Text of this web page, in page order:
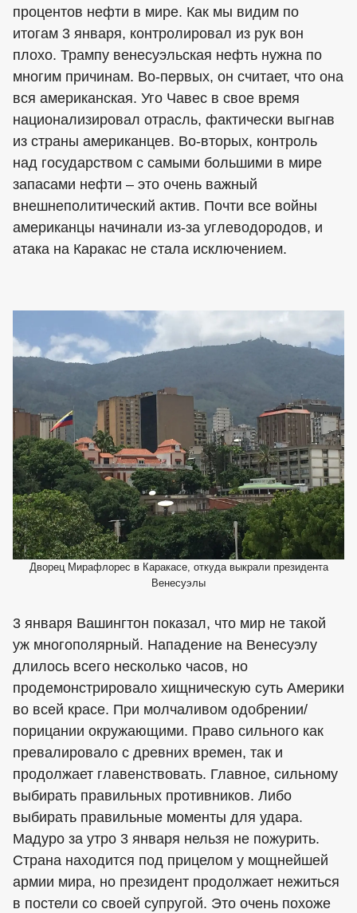
процентов нефти в мире. Как мы видим по
итогам 3 января, контролировал из рук вон
плохо. Трампу венесуэльская нефть нужна по
многим причинам. Во-первых, он считает, что она
вся американская. Уго Чавес в свое время
национализировал отрасль, фактически выгнав
из страны американцев. Во-вторых, контроль
над государством с самыми большими в мире
запасами нефти – это очень важный
внешнеполитический актив. Почти все войны
американцы начинали из-за углеводородов, и
атака на Каракас не стала исключением.
Дворец Мирафлорес в Каракасе, откуда выкрали президента
Венесуэлы
3 января Вашингтон показал, что мир не такой
уж многополярный. Нападение на Венесуэлу
длилось всего несколько часов, но
продемонстрировало хищническую суть Америки
во всей красе. При молчаливом одобрении/
порицании окружающими. Право сильного как
превалировало с древних времен, так и
продолжает главенствовать. Главное, сильному
выбирать правильных противников. Либо
выбирать правильные моменты для удара.
Мадуро за утро 3 января нельзя не пожурить.
Страна находится под прицелом у мощнейшей
армии мира, но президент продолжает нежиться
в постели со своей супругой. Это очень похоже